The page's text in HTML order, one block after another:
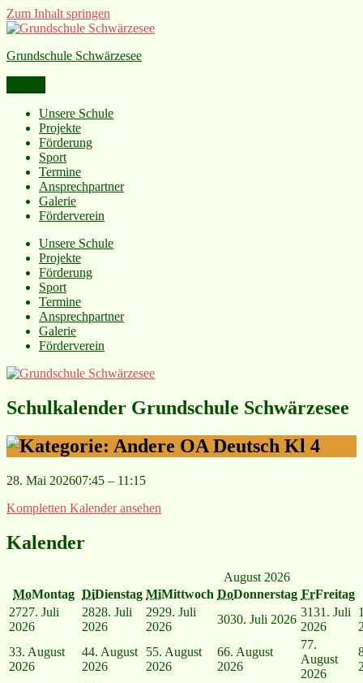
Zum Inhalt springen
Grundschule Schwärzesee
Unsere Schule
Projekte
Förderung
Sport
Termine
Ansprechpartner
Galerie
Förderverein
Unsere Schule
Projekte
Förderung
Sport
Termine
Ansprechpartner
Galerie
Förderverein
Schulkalender Grundschule Schwärzesee
OA Deutsch Kl 4
28. Mai 202607:45 – 11:15
Kompletten Kalender ansehen
Kalender
August 2026
MoMontag DiDienstag MiMittwoch DoDonnerstag FrFreitag
2727. Juli
2026
2828. Juli
2026
2929. Juli
2026
3030. Juli 2026
3131. Juli
2026
1
33. August
2026
44. August
2026
55. August
2026
66. August
2026
77.
August
2026